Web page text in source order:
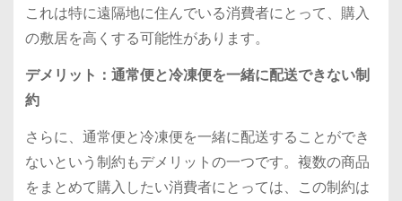
これは特に遠隔地に住んでいる消費者にとって、購入
の敷居を高くする可能性があります。
デメリット：通常便と冷凍便を一緒に配送できない制
約
さらに、通常便と冷凍便を一緒に配送することができ
ないという制約もデメリットの一つです。複数の商品
をまとめて購入したい消費者にとっては、この制約は